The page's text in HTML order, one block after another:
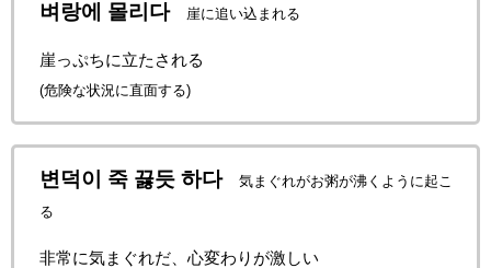
벼랑에 몰리다 崖に追い込まれる
崖っぷちに立たされる
(危険な状況に直面する)
변덕이 죽 끓듯 하다 気まぐれがお粥が沸くように起こ
る
非常に気まぐれだ、心変わりが激しい